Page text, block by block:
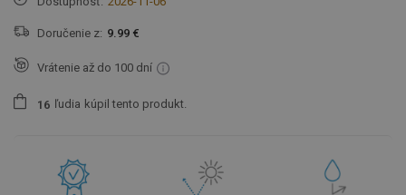
Doručenie z: 9.99 €
Vrátenie až do 100 dní
1 6 ľudia kúpil tento produkt.